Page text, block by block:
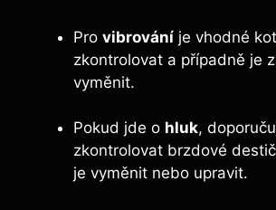
Pro vibrování je vhodné
zkontrolovat a případně je
vyměnit.
Pokud jde o hluk,
zkontrolovat brzdové
je vyměnit nebo upravit.